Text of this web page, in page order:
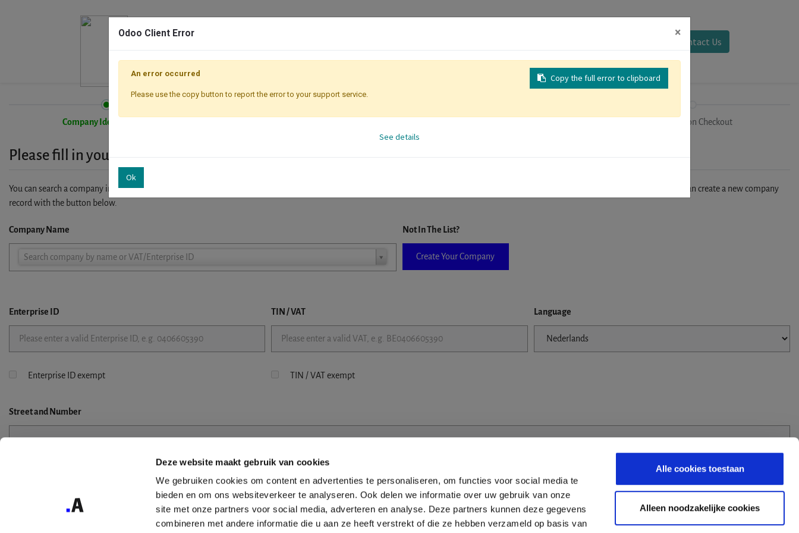
Deze website maakt gebruik van cookies
We gebruiken cookies om content en advertenties te personaliseren, om functies voor social media te
bieden en om ons websiteverkeer te analyseren. Ook delen we informatie over uw gebruik van onze
site met onze partners voor social media, adverteren en analyse. Deze partners kunnen deze gegevens
combineren met andere informatie die u aan ze heeft verstrekt of die ze hebben verzameld op basis van
Alle cookies toestaan
Alleen noodzakelijke cookies
Contact Us
Company Identification Registration Checkout
Please fill in your company details
You can search a company in our database by name, VAT or enterprise ID. When a company is selected it will auto-complete the form. If you don't find your company in our database, you can create a new company
record with the button below.
Company Name
Search company by name or VAT/Enterprise ID
Company
Not In The List?
Create Your Company
Enterprise ID TIN / VAT Language
Enterprise ID exempt TIN / VAT exempt
Streetand Number
Odoo Client Error ×
Copy the full error to clipboard
An error occurred
Please use the copy button to report the error to your support service.
See details
Ok